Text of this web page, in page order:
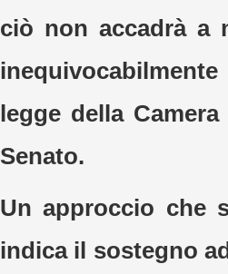
ciò non accadrà a
legge della
Senato.
Un approccio che
indica il sostegno